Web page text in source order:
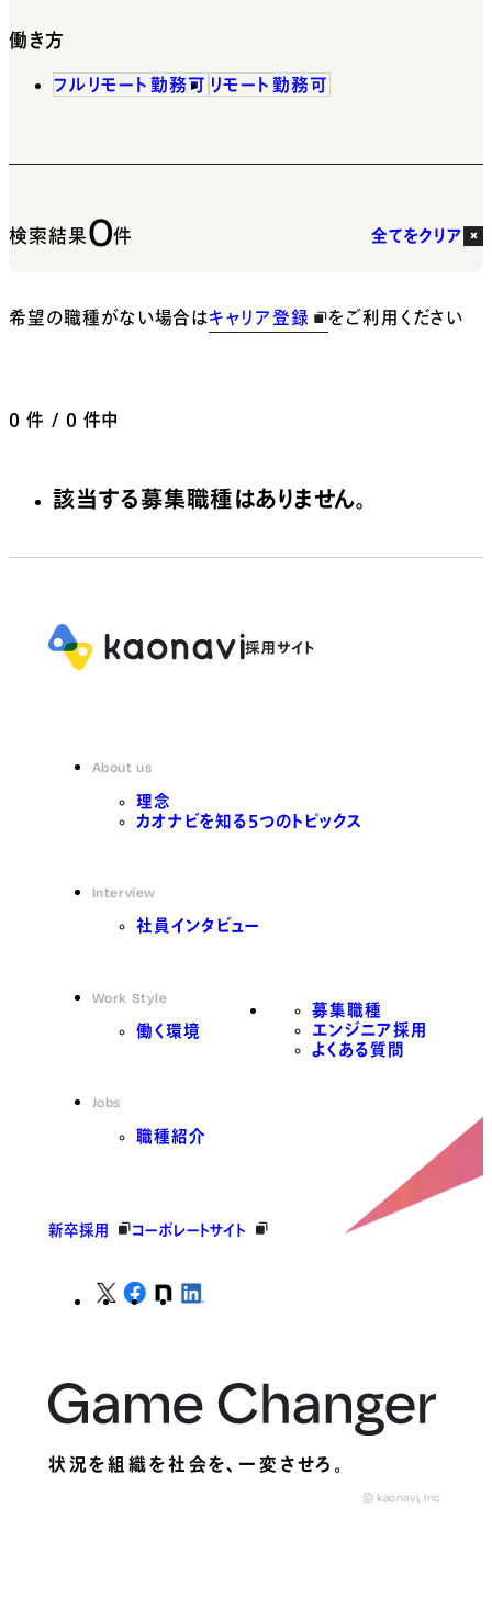
働き方
フルリモート勤務可 リモート勤務可
検索結果0件 全てをクリア
希望の職種がない場合はキャリア登録 をご利用ください
0 件 / 0 件中
該当する募集職種はありません。
About us
理念
カオナビを知る5つのトピックス
Interview
社員インタビュー
Work Style
働く環境
Jobs
職種紹介
募集職種
エンジニア採用
よくある質問
新卒採用 コーポレートサイト
状況を組織を社会を、一変させろ。
© kaonavi, Inc